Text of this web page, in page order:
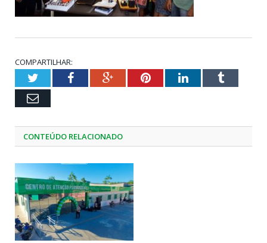
COMPARTILHAR:
TwitterFacebookGoogle+PinterestLinkedInTumblr
Email
CONTEÚDO RELACIONADO